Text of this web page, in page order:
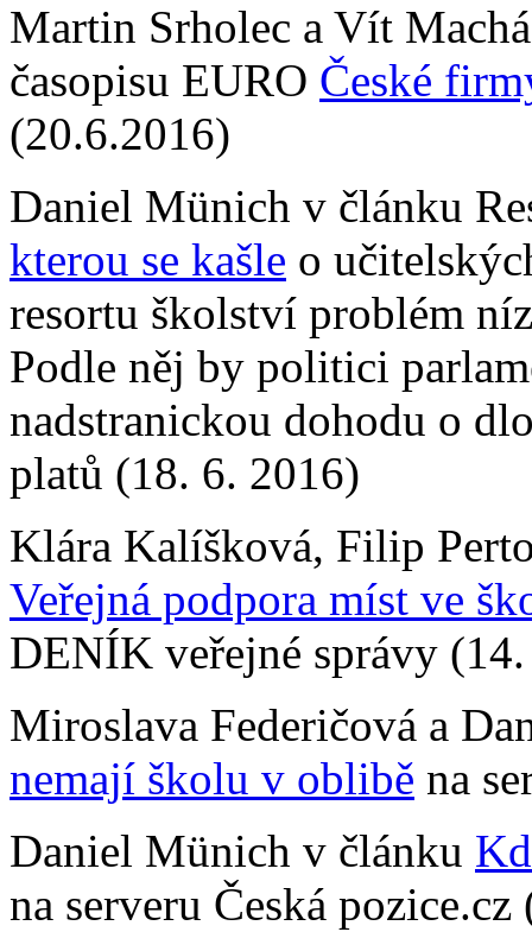
Martin Srholec a Vít
časopisu EURO České
(20.6.2016)
Daniel Münich v článku
kterou se kašle o
resortu školství problém
Podle něj by politici
nadstranickou dohodu o
platů (18. 6. 2016)
Klára Kalíšková, Filip
Veřejná podpora míst ve
DENÍK veřejné správy
Miroslava Federičová a
nemají školu v oblibě na
Daniel Münich v článku
na serveru Česká